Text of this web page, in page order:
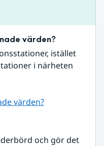
värden?
istället
i närheten
värden?
och gör det